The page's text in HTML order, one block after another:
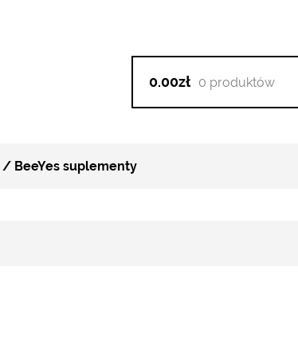
0.00zł 0 produktów
/ BeeYes suplementy